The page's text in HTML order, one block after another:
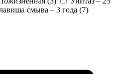
смыва – 3 года (7)